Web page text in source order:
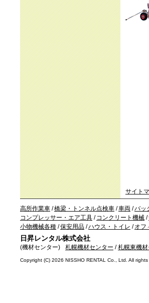
サイト
高所作業車 /橋梁・トンネル点検車 /車両 /バッ
コンプレッサー・エア工具 / コンクリート機械 /
小物機械各種 /保安用品 /ハウス・トイレ / オフ
日昇レンタル株式会社
(機材センター) 札幌機材センター /札幌東機
Copyright (C) 2026 NISSHO RENTAL Co., Ltd. All rights